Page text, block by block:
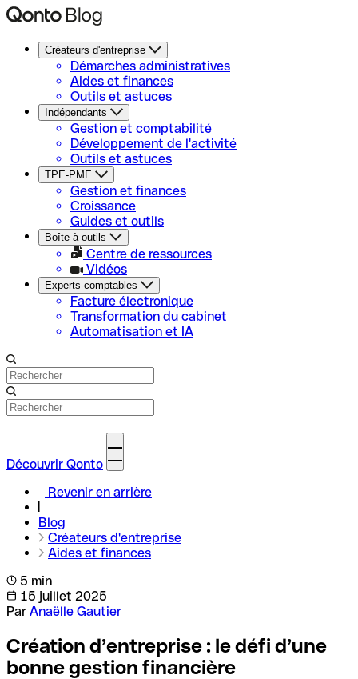
Créateurs d'entreprise
Démarches administratives
Aides et finances
Outils et astuces
Indépendants
Gestion et comptabilité
Développement de l'activité
Outils et astuces
TPE-PME
Gestion et finances
Croissance
Guides et outils
Boîte à outils
Centre de ressources
Vidéos
Experts-comptables
Facture électronique
Transformation du cabinet
Automatisation et IA
Découvrir Qonto
Revenir en arrière
Blog
Créateurs d'entreprise
Aides et finances
5 min
15 juillet 2025
Par Anaëlle Gautier
Création d’entreprise : le défi d’une
bonne gestion financière